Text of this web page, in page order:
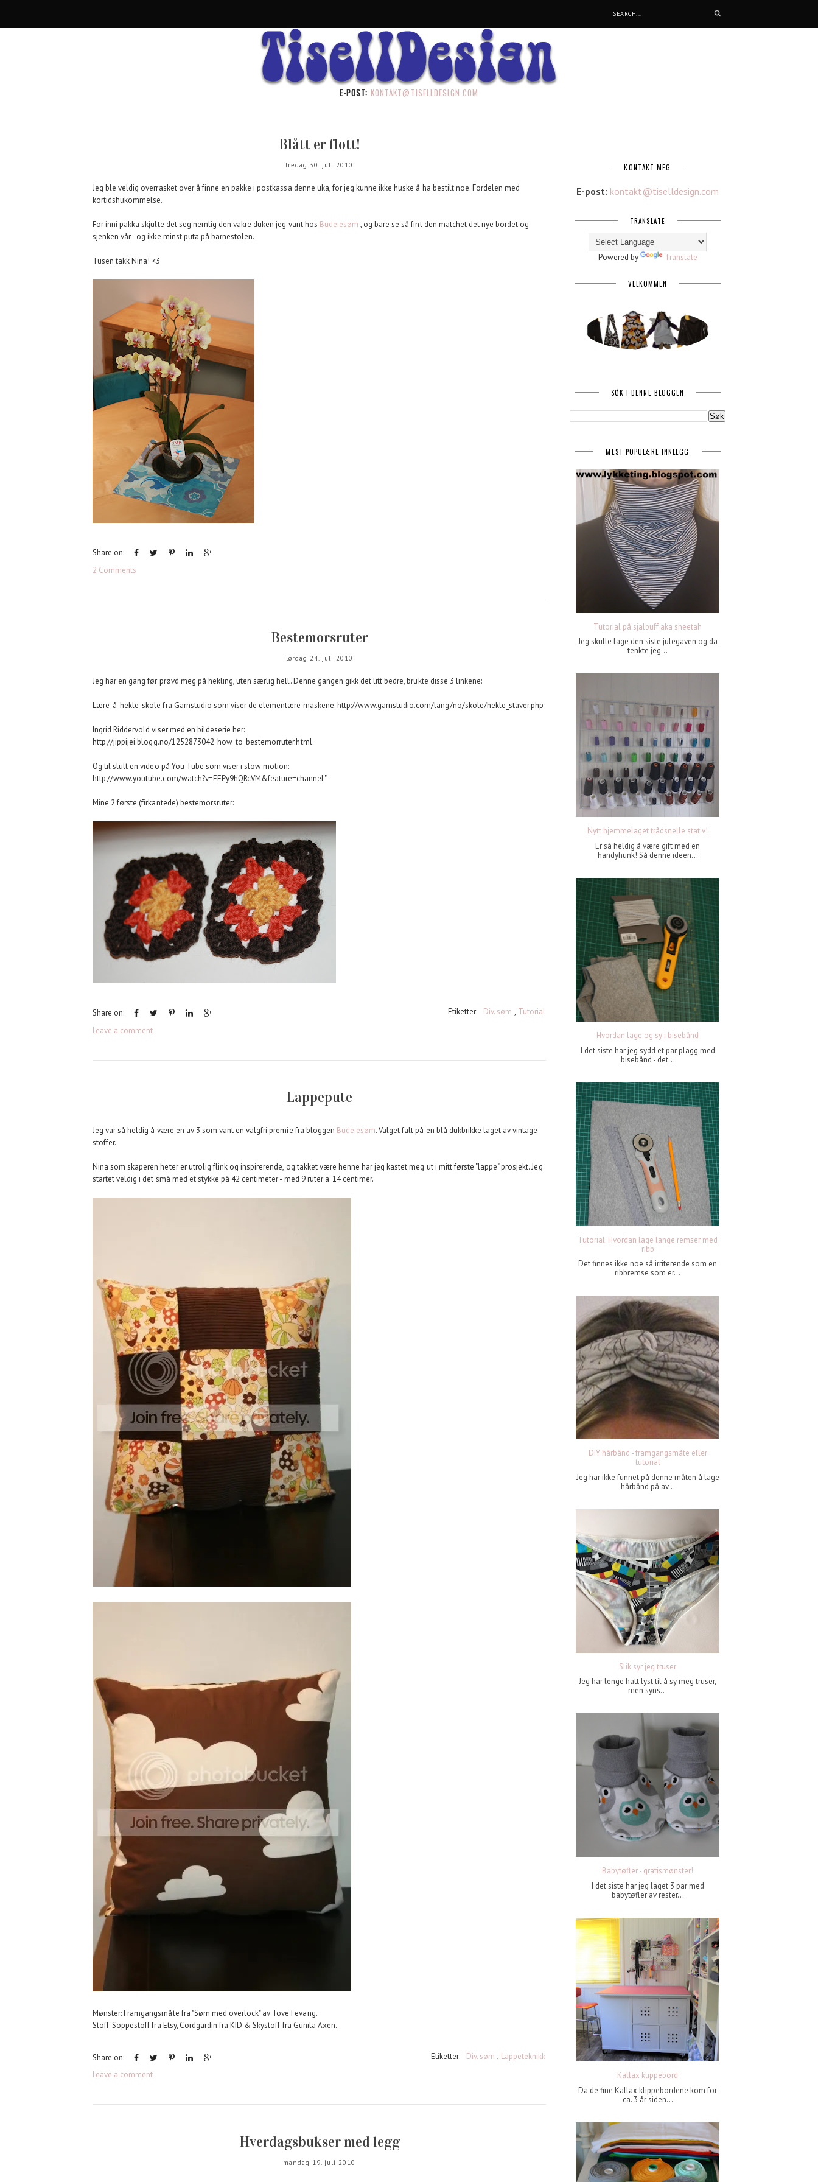
E-POST: KONTAKT@TISELLDESIGN.COM
Blått er flott!
fredag 30. juli 2010
Jeg ble veldig overrasket over å finne en pakke i postkassa denne uka, for jeg kunne ikke huske å ha bestilt noe. Fordelen med
kortidshukommelse.
For inni pakka skjulte det seg nemlig den vakre duken jeg vant hos Budeiesøm , og bare se så fint den matchet det nye bordet og
sjenken vår - og ikke minst puta på barnestolen.
Tusen takk Nina! <3
Share on:
2 Comments
Bestemorsruter
lørdag 24. juli 2010
Jeg har en gang før prøvd meg på hekling, uten særlig hell. Denne gangen gikk det litt bedre, brukte disse 3 linkene:
Lære-å-hekle-skole fra Garnstudio som viser de elementære maskene: http://www.garnstudio.com/lang/no/skole/hekle_staver.php
Ingrid Riddervold viser med en bildeserie her:
http://jippijei.blogg.no/1252873042_how_to_bestemorruter.html
Og til slutt en video på You Tube som viser i slow motion:
http://www.youtube.com/watch?v=EEPy9hQRcVM&feature=channel"
Mine 2 første (firkantede) bestemorsruter:
Share on:
Leave a comment
Etiketter: Div. søm , Tutorial
Lappepute
Jeg var så heldig å være en av 3 som vant en valgfri premie fra bloggen Budeiesøm. Valget falt på en blå dukbrikke laget av vintage
stoffer.
Nina som skaperen heter er utrolig flink og inspirerende, og takket være henne har jeg kastet meg ut i mitt første "lappe" prosjekt. Jeg
startet veldig i det små med et stykke på 42 centimeter - med 9 ruter a' 14 centimer.
Mønster: Framgangsmåte fra "Søm med overlock" av Tove Fevang.
Stoff: Soppestoff fra Etsy, Cordgardin fra KID & Skystoff fra Gunila Axen.
Share on:
Leave a comment
Etiketter: Div. søm , Lappeteknikk
Hverdagsbukser med legg
mandag 19. juli 2010
KONTAKT MEG
E-post: kontakt@tiselldesign.com
TRANSLATE
Powered by Translate
VELKOMMEN
SØK I DENNE BLOGGEN
MEST POPULÆRE INNLEGG
Tutorial på sjalbuff aka sheetah
Jeg skulle lage den siste julegaven og da
tenkte jeg...
Nytt hjemmelaget trådsnelle stativ!
Er så heldig å være gift med en
handyhunk! Så denne ideen...
Hvordan lage og sy i bisebånd
I det siste har jeg sydd et par plagg med
bisebånd - det...
Tutorial: Hvordan lage lange remser med
ribb
Det finnes ikke noe så irriterende som en
ribbremse som er...
DIY hårbånd - framgangsmåte eller
tutorial
Jeg har ikke funnet på denne måten å lage
hårbånd på av...
Slik syr jeg truser
Jeg har lenge hatt lyst til å sy meg truser,
men syns...
Babytøfler - gratismønster!
I det siste har jeg laget 3 par med
babytøfler av rester...
Kallax klippebord
Da de fine Kallax klippebordene kom for
ca. 3 år siden...